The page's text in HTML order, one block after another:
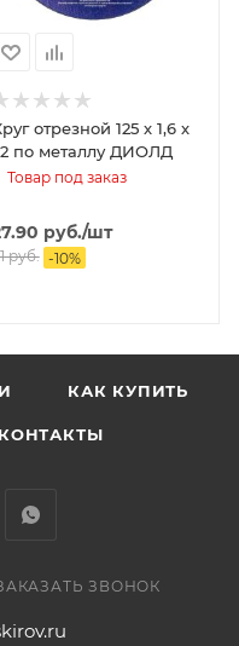
отрезной 125 х 1,6 х
22 по металлу ДИОЛД
Товар под заказ
руб./шт
руб. -10%
КАК КУПИТЬ
КОНТАКТЫ
ЗВОНОК